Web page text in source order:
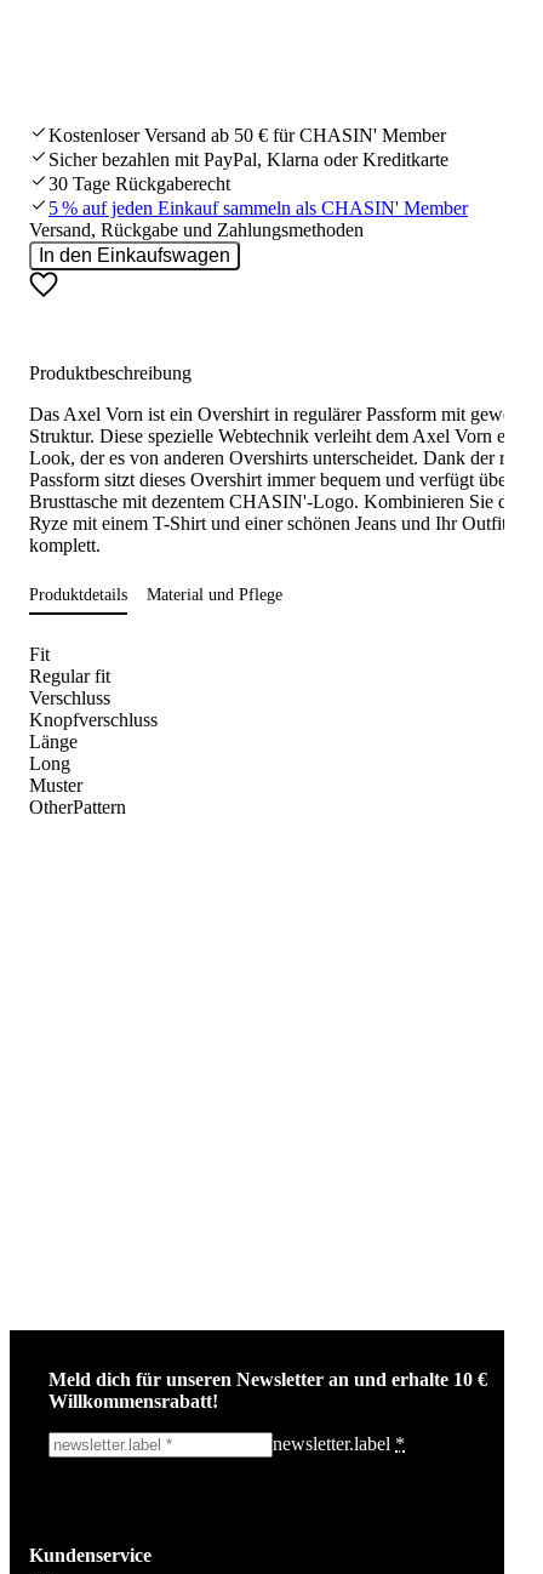
Kostenloser Versand ab 50 € für CHASIN' Member
Sicher bezahlen mit PayPal, Klarna oder Kreditkarte
30 Tage Rückgaberecht
5 % auf jeden Einkauf sammeln als CHASIN' Member
Versand, Rückgabe und Zahlungsmethoden
In den Einkaufswagen
Produktbeschreibung
Das Axel Vorn ist ein Overshirt in regulärer Passform mit gewebter
Struktur. Diese spezielle Webtechnik verleiht dem Axel Vorn einen
Look, der es von anderen Overshirts unterscheidet. Dank der
Passform sitzt dieses Overshirt immer bequem und verfügt über
Brusttasche mit dezentem CHASIN'-Logo. Kombinieren Sie das
Ryze mit einem T-Shirt und einer schönen Jeans und Ihr Outfit ist
komplett.
Produktdetails Material und Pflege
Fit
Regular fit
Verschluss
Knopfverschluss
Länge
Long
Muster
OtherPattern
Meld dich für unseren Newsletter an und erhalte 10 €
Willkommensrabatt!
newsletter.label *
Bleib auf dem Laufenden über die neuesten Nachrichten, Kampagnen
Kundenservice